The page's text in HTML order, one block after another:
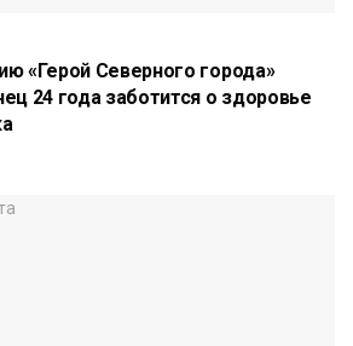
«Герой Северного города»
24 года заботится о здоровье